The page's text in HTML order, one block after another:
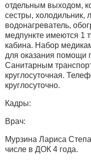
отдельным выходом,
сестры, холодильник,
водонагреватель,
медпункте имеются 1
кабина. Набор
для оказания помощи
Санитарным
круглосуточная.
круглосуточно.
Кадры:
Врач:
Мурзина Лариса
числе в ДОК 4 года.